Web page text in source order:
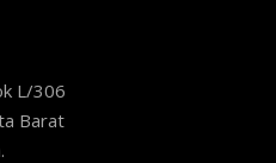
L/306
Barat